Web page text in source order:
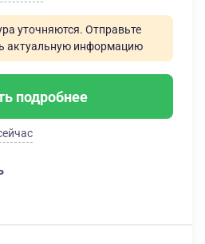
уточняются. Отправьте
актуальную информацию
подробнее